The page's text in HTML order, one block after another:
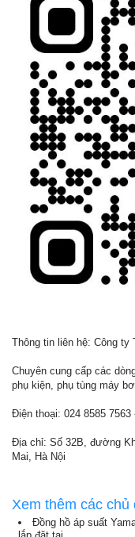
Thông tin liên hệ: Công ty
Chuyên cung cấp các
phụ kiện, phụ tùng máy
Điện thoại: 024 8585 7563
Địa chỉ: Số 32B, đường
Mai, Hà Nội
Xem thêm các
Đồng hồ áp suất